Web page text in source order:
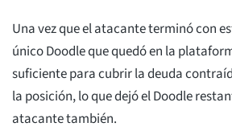
Una vez que el atacante terminó con
único Doodle que quedó en la
suficiente para cubrir la deuda
la posición, lo que dejó el Doodle
atacante también.